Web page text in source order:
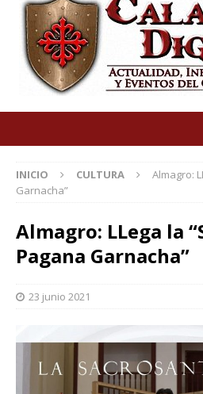
INICIO CULTURA
Almagro:
Garnacha”
Almagro: LLega la
Pagana Garnacha”
23 junio 2021